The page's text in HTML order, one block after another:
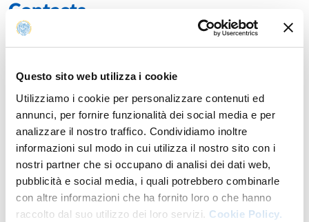
Questo sito web utilizza i cookie
Utilizziamo i cookie per personalizzare contenuti ed
annunci, per fornire funzionalità dei social media e per
analizzare il nostro traffico. Condividiamo inoltre
informazioni sul modo in cui utilizza il nostro sito con i
nostri partner che si occupano di analisi dei dati web,
pubblicità e social media, i quali potrebbero combinarle
con altre informazioni che ha fornito loro o che hanno
raccolto dal suo utilizzo dei loro servizi. Cookie Policy.
Contacts
Teaching
Academic year of provision: 2026/2027